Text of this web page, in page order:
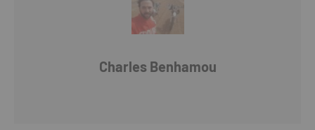
Charles Benhamou